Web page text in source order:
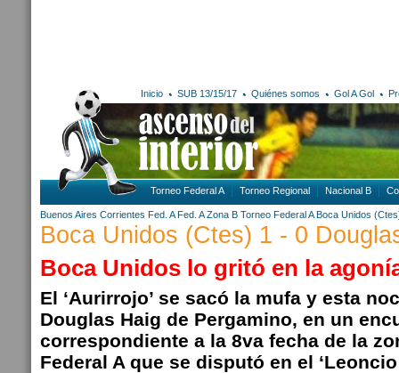
Inicio SUB 13/15/17 Quiénes somos Gol A Gol
Torneo Federal A Torneo Regional Nacional B
Buenos Aires Corrientes Fed. A Fed. A Zona B Torneo Federal A Boca Unidos
Boca Unidos (Ctes) 1 - 0
Boca Unidos lo gritó en la
El ‘Aurirrojo’ se sacó la mufa y esta
Douglas Haig de Pergamino, en un
correspondiente a la 8va fecha de la
Federal A que se disputó en el ‘Leoncio